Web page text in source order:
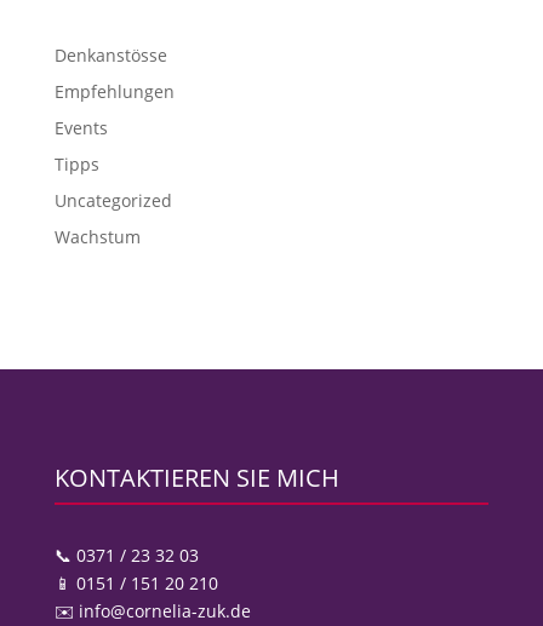
Denkanstösse
Empfehlungen
Events
Tipps
Uncategorized
Wachstum
KONTAKTIEREN SIE MICH
📞 0371 / 23 32 03
📱 0151 / 151 20 210
✉️ info@cornelia-zuk.de